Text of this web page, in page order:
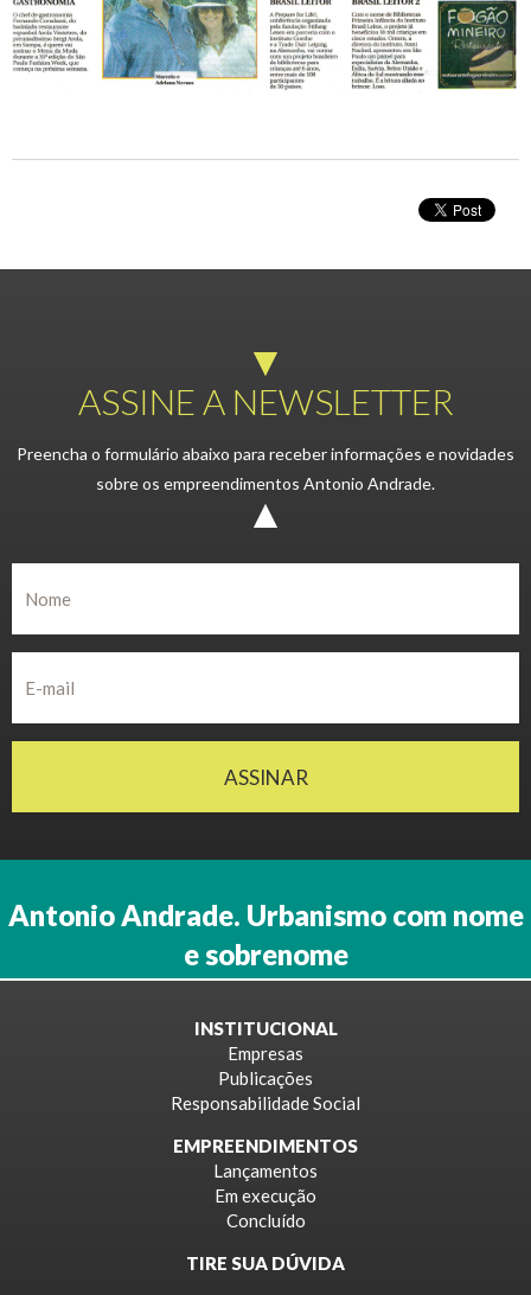
ASSINE A NEWSLETTER
Preencha o formulário abaixo para receber informações e novidades
sobre os empreendimentos Antonio Andrade.
ASSINAR
Antonio Andrade. Urbanismo com nome
e sobrenome
INSTITUCIONAL
Empresas
Publicações
Responsabilidade Social
EMPREENDIMENTOS
Lançamentos
Em execução
Concluído
TIRE SUA DÚVIDA